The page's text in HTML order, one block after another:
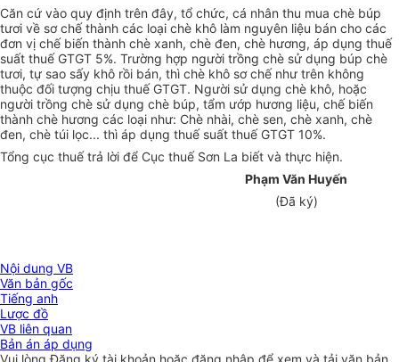
Căn cứ vào quy định trên đây, tổ chức, cá nhân thu mua chè búp
tươi về sơ chế thành các loại chè khô làm nguyên liệu bán cho các
đơn vị chế biến thành chè xanh, chè đen, chè hương, áp dụng thuế
suất thuế GTGT 5%. Trường hợp người trồng chè sử dụng búp chè
tươi, tự sao sấy khô rồi bán, thì chè khô sơ chế như trên không
thuộc đối tượng chịu thuế GTGT. Người sử dụng chè khô, hoặc
người trồng chè sử dụng chè búp, tẩm ướp hương liệu, chế biến
thành chè hương các loại như: Chè nhài, chè sen, chè xanh, chè
đen, chè túi lọc... thì áp dụng thuế suất thuế GTGT 10%.
Tổng cục thuế trả lời để Cục thuế Sơn La biết và thực hiện.
Phạm Văn Huyến
(Đã ký)
Nội dung VB
Văn bản gốc
Tiếng anh
Lược đồ
VB liên quan
Bản án áp dụng
Vui lòngĐăng ký tài khoản hoặc đăng nhập để xem và tải văn bản